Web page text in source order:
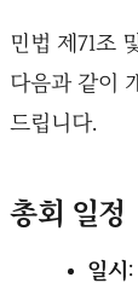
민법 제71조
다음과 같이
드립니다.
총회 일정
일시